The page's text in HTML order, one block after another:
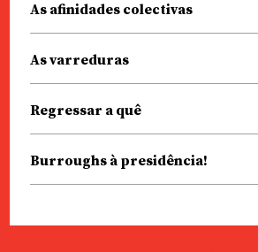
As afinidades colectivas
As varreduras
Regressar a quê
Burroughs à presidência!